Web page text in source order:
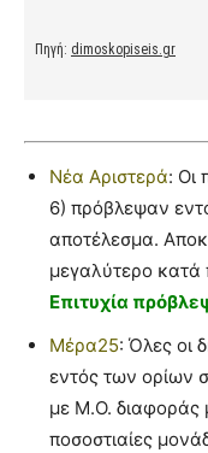
Νέα Αριστερά: Οι
6) πρόβλεψαν
αποτέλεσμα.
μεγαλύτερο κατά
Επιτυχία
Μέρα25: Όλες οι
εντός των ορίων
με Μ.Ο. διαφοράς
ποσοστιαίες